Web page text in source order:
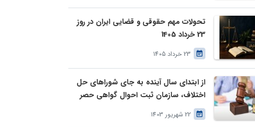
تحولات مهم حقوقی و قضایی ایران در روز
23 خرداد 1405
23 خرداد 1405
از ابتدای سال آینده به جای شوراهای حل
اختلاف، سازمان ثبت احوال گواهی حصر
وراثت بدون نیاز به درخواست وراث صادر
خواهد کرد
22 شهریور 1403